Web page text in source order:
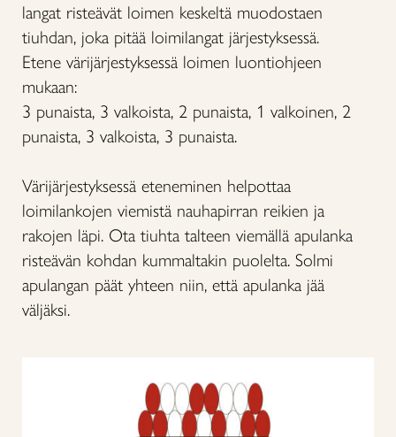
langat risteävät loimen keskeltä muodostaen
tiuhdan, joka pitää loimilangat järjestyksessä.
Etene värijärjestyksessä loimen luontiohjeen
mukaan:
3 punaista, 3 valkoista, 2 punaista, 1 valkoinen, 2
punaista, 3 valkoista, 3 punaista.
Värijärjestyksessä eteneminen helpottaa
loimilankojen viemistä nauhapirran reikien ja
rakojen läpi. Ota tiuhta talteen viemällä apulanka
risteävän kohdan kummaltakin puolelta. Solmi
apulangan päät yhteen niin, että apulanka jää
väljäksi.